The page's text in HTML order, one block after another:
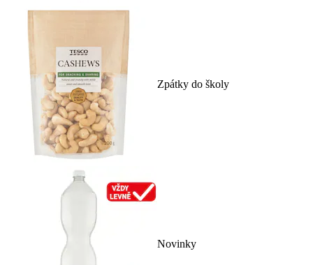
Zpátky do školy
Novinky